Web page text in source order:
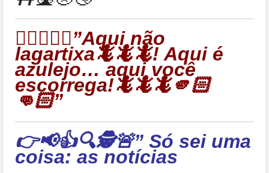
👉🏻🦎🦎🦎”Aqui não
lagartixa🦎🦎🦎! Aqui é
azulejo… aqui você
escorrega!🦎🦎🦎🫵🏻
👊🏻”
👉📢👍🔍🕵🚨” Só sei uma
coisa: as notícias